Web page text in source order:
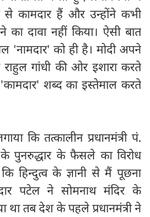
कामदार हैं और उन्होंने कभी
का दावा नहीं किया। ऐसी बात
'नामदार' को ही है। मोदी अपने
गांधी की ओर इशारा करते
शब्द का इस्तेमाल करते
कि तत्कालीन प्रधानमंत्री पं.
पुनरुद्धार के फैसले का विरोध
हिन्दुत्व के ज्ञानी से मैं पूछना
पटेल ने सोमनाथ मंदिर के
था तब देश के पहले प्रधानमंत्री ने